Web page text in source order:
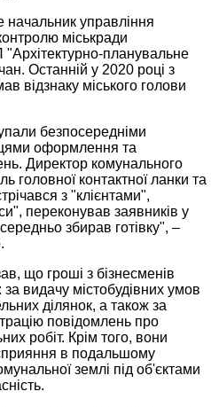
управління
міськради
планувальне
Останній у 2020 році з
відзнаку міського голови
безпосередніми
оформлення та
Директор комунального
головної контактної ланки та
з "клієнтами",
переконував заявників у
збирав готівку", –
що гроші з бізнесменів
видачу містобудівних умов
ділянок, а також за
повідомлень про
робіт. Крім того, вони
в подальшому
землі під об'єктами